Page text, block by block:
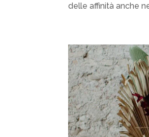
delle affinità anche